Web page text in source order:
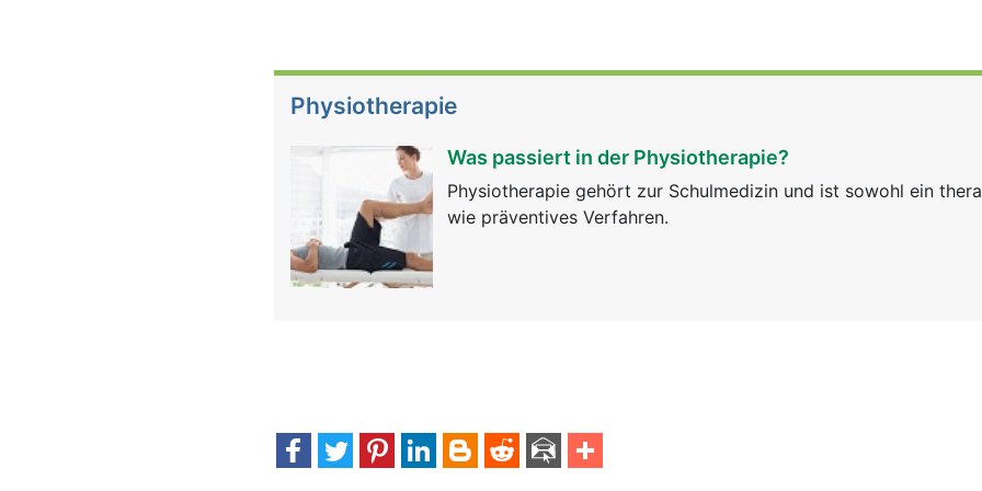
Physiotherapie
Was passiert in der Physiotherapie?
Physiotherapie gehört zur Schulmedizin und ist sowohl ein
wie präventives Verfahren.